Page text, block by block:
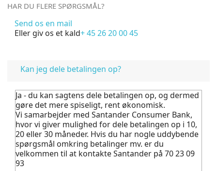
HAR DU FLERE SPØRGSMÅL?
Send os en mail
Eller giv os et kald+ 45 26 20 00 45
Kan jeg dele betalingen op?
Ja - du kan sagtens dele betalingen op, og dermed
gøre det mere spiseligt, rent økonomisk.
Vi samarbejder med Santander Consumer Bank,
hvor vi giver mulighed for dele betalingen op i 10,
20 eller 30 måneder. Hvis du har nogle uddybende
spørgsmål omkring betalinger mv. er du
velkommen til at kontakte Santander på 70 23 09
93